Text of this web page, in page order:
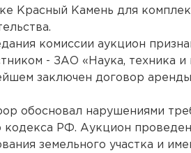
Красный Камень для
комиссии аукцион
- ЗАО «Наука, техника и
заключен договор
обосновал нарушениями
кодекса РФ. Аукцион
земельного участка и